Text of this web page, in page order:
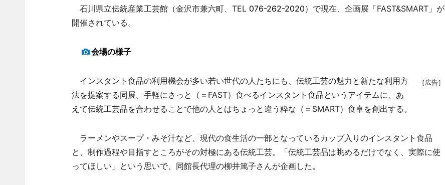
石川県立伝統産業工芸館（金沢市兼六町、TEL 076-262-2020）で現在、企画展「FAST&SMART」が
開催されている。
会場の様子
［広告］
インスタント食品の利用機会が多い若い世代の人たちにも、伝統工芸の魅力と新たな利用方
法を提案する同展。手軽にさっと（＝FAST）食べるインスタント食品というアイテムに、あ
えて伝統工芸品を合わせることで他の人とはちょっと違う粋な（＝SMART）食卓を創出する。
ラーメンやスープ・みそ汁など、現代の食生活の一部となっているカップ入りのインスタント食品
と、制作過程や目指すところがその対極にある伝統工芸。「伝統工芸品は眺めるだけでなく、実際に使
ってほしい」という思いで、同館長代理の柳井篤子さんが企画した。